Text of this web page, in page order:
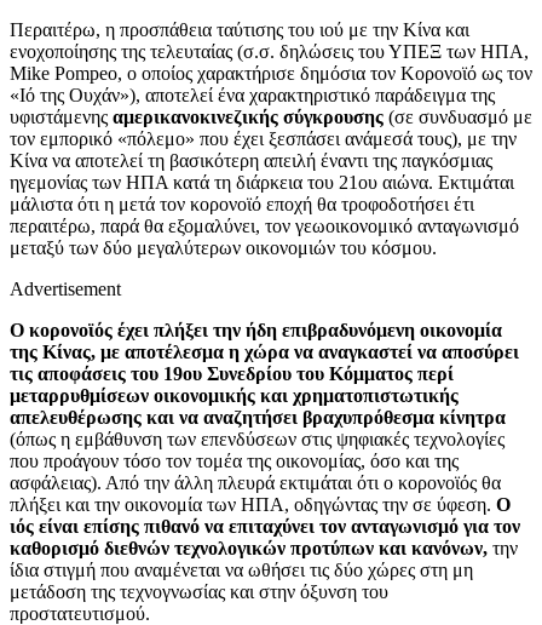
Περαιτέρω, η προσπάθεια ταύτισης του ιού με την Κίνα και
ενοχοποίησης της τελευταίας (σ.σ. δηλώσεις του ΥΠΕΞ των ΗΠΑ,
Mike Pompeo, ο οποίος χαρακτήρισε δημόσια τον Κορονοϊό ως τον
«Ιό της Ουχάν»), αποτελεί ένα χαρακτηριστικό παράδειγμα της
υφιστάμενης αμερικανοκινεζικής σύγκρουσης (σε συνδυασμό με
τον εμπορικό «πόλεμο» που έχει ξεσπάσει ανάμεσά τους), με την
Κίνα να αποτελεί τη βασικότερη απειλή έναντι της παγκόσμιας
ηγεμονίας των ΗΠΑ κατά τη διάρκεια του 21ου αιώνα. Εκτιμάται
μάλιστα ότι η μετά τον κορονοϊό εποχή θα τροφοδοτήσει έτι
περαιτέρω, παρά θα εξομαλύνει, τον γεωοικονομικό ανταγωνισμό
μεταξύ των δύο μεγαλύτερων οικονομιών του κόσμου.
Advertisement
Ο κορονοϊός έχει πλήξει την ήδη επιβραδυνόμενη οικονομία
της Κίνας, με αποτέλεσμα η χώρα να αναγκαστεί να αποσύρει
τις αποφάσεις του 19ου Συνεδρίου του Κόμματος περί
μεταρρυθμίσεων οικονομικής και χρηματοπιστωτικής
απελευθέρωσης και να αναζητήσει βραχυπρόθεσμα κίνητρα
(όπως η εμβάθυνση των επενδύσεων στις ψηφιακές τεχνολογίες
που προάγουν τόσο τον τομέα της οικονομίας, όσο και της
ασφάλειας). Από την άλλη πλευρά εκτιμάται ότι ο κορονοϊός θα
πλήξει και την οικονομία των ΗΠΑ, οδηγώντας την σε ύφεση. Ο
ιός είναι επίσης πιθανό να επιταχύνει τον ανταγωνισμό για τον
καθορισμό διεθνών τεχνολογικών προτύπων και κανόνων, την
ίδια στιγμή που αναμένεται να ωθήσει τις δύο χώρες στη μη
μετάδοση της τεχνογνωσίας και στην όξυνση του
προστατευτισμού.